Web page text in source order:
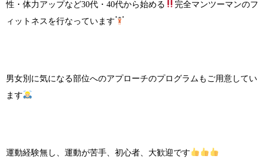
性・体力アップなど30代・40代から始める
完全マンツーマンのフ
ィットネスを行なっています
男女別に気になる部位へのアプローチのプログラムもご用意してい
ます
運動経験無し、運動が苦手、初心者、大歓迎です